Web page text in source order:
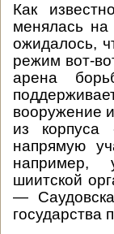
Как
менялась на
ожидалось,
режим вот-
арена
вооружение
из
напрямую
например,
шиитской
—
государства